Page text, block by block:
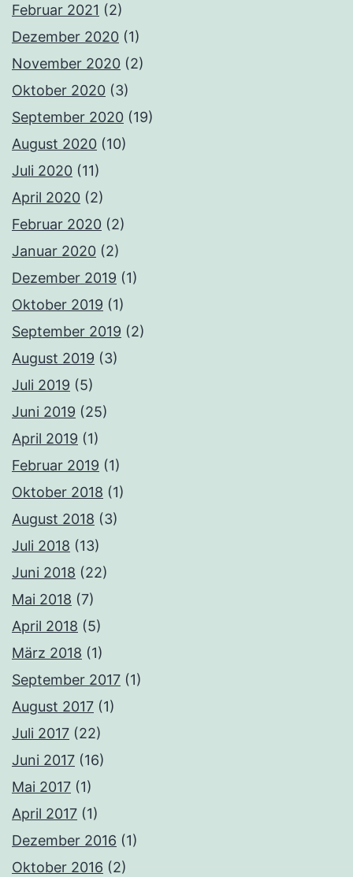
Februar 2021 (2)
Dezember 2020 (1)
November 2020 (2)
Oktober 2020 (3)
September 2020 (19)
August 2020 (10)
Juli 2020 (11)
April 2020 (2)
Februar 2020 (2)
Januar 2020 (2)
Dezember 2019 (1)
Oktober 2019 (1)
September 2019 (2)
August 2019 (3)
Juli 2019 (5)
Juni 2019 (25)
April 2019 (1)
Februar 2019 (1)
Oktober 2018 (1)
August 2018 (3)
Juli 2018 (13)
Juni 2018 (22)
Mai 2018 (7)
April 2018 (5)
März 2018 (1)
September 2017 (1)
August 2017 (1)
Juli 2017 (22)
Juni 2017 (16)
Mai 2017 (1)
April 2017 (1)
Dezember 2016 (1)
Oktober 2016 (2)